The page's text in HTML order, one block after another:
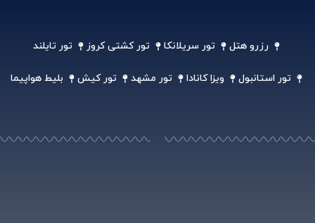
رزرو هتل تور سریلانکا تور کشتی کروز تور تایلند
تور استانبول ویزا کانادا تور مشهد تور کیش بلیط هواپیما